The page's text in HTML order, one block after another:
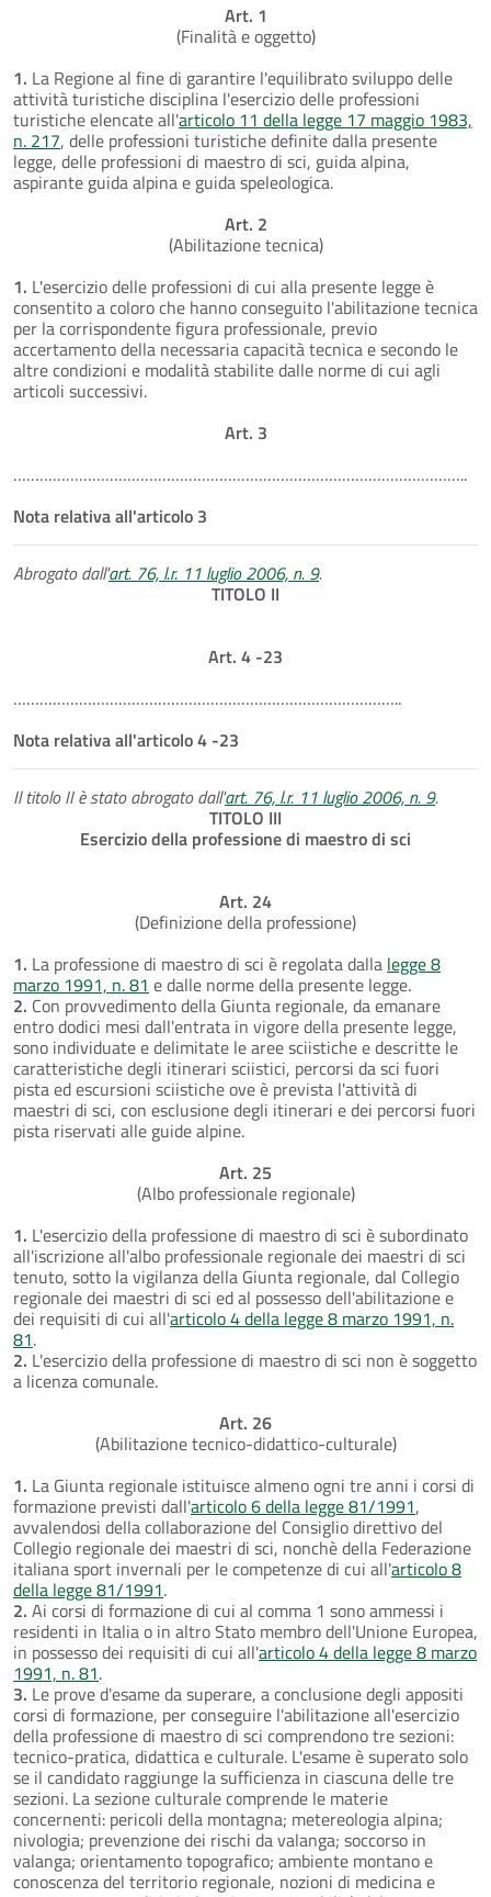
Art. 1
(Finalità e oggetto)
1. La Regione al fine di garantire l'equilibrato sviluppo delle
attività turistiche disciplina l'esercizio delle professioni
turistiche elencate all'articolo 11 della legge 17 maggio 1983,
n. 217, delle professioni turistiche definite dalla presente
legge, delle professioni di maestro di sci, guida alpina,
aspirante guida alpina e guida speleologica.
Art. 2
(Abilitazione tecnica)
1. L'esercizio delle professioni di cui alla presente legge è
consentito a coloro che hanno conseguito l'abilitazione tecnica
per la corrispondente figura professionale, previo
accertamento della necessaria capacità tecnica e secondo le
altre condizioni e modalità stabilite dalle norme di cui agli
articoli successivi.
Art. 3
…………………………………………………………………………………………..
Nota relativa all'articolo 3
Abrogato dall'art. 76, l.r. 11 luglio 2006, n. 9.
TITOLO II
Art. 4 -23
……………………………………………………………………………..
Nota relativa all'articolo 4 -23
Il titolo II è stato abrogato dall'art. 76, l.r. 11 luglio 2006, n. 9.
TITOLO III
Esercizio della professione di maestro di sci
Art. 24
(Definizione della professione)
1. La professione di maestro di sci è regolata dalla legge 8
marzo 1991, n. 81 e dalle norme della presente legge.
2. Con provvedimento della Giunta regionale, da emanare
entro dodici mesi dall'entrata in vigore della presente legge,
sono individuate e delimitate le aree sciistiche e descritte le
caratteristiche degli itinerari sciistici, percorsi da sci fuori
pista ed escursioni sciistiche ove è prevista l'attività di
maestri di sci, con esclusione degli itinerari e dei percorsi fuori
pista riservati alle guide alpine.
Art. 25
(Albo professionale regionale)
1. L'esercizio della professione di maestro di sci è subordinato
all'iscrizione all'albo professionale regionale dei maestri di sci
tenuto, sotto la vigilanza della Giunta regionale, dal Collegio
regionale dei maestri di sci ed al possesso dell'abilitazione e
dei requisiti di cui all'articolo 4 della legge 8 marzo 1991, n.
81.
2. L'esercizio della professione di maestro di sci non è soggetto
a licenza comunale.
Art. 26
(Abilitazione tecnico-didattico-culturale)
1. La Giunta regionale istituisce almeno ogni tre anni i corsi di
formazione previsti dall'articolo 6 della legge 81/1991,
avvalendosi della collaborazione del Consiglio direttivo del
Collegio regionale dei maestri di sci, nonchè della Federazione
italiana sport invernali per le competenze di cui all'articolo 8
della legge 81/1991.
2. Ai corsi di formazione di cui al comma 1 sono ammessi i
residenti in Italia o in altro Stato membro dell'Unione Europea,
in possesso dei requisiti di cui all'articolo 4 della legge 8 marzo
1991, n. 81.
3. Le prove d'esame da superare, a conclusione degli appositi
corsi di formazione, per conseguire l'abilitazione all'esercizio
della professione di maestro di sci comprendono tre sezioni:
tecnico-pratica, didattica e culturale. L'esame è superato solo
se il candidato raggiunge la sufficienza in ciascuna delle tre
sezioni. La sezione culturale comprende le materie
concernenti: pericoli della montagna; metereologia alpina;
nivologia; prevenzione dei rischi da valanga; soccorso in
valanga; orientamento topografico; ambiente montano e
conoscenza del territorio regionale, nozioni di medicina e